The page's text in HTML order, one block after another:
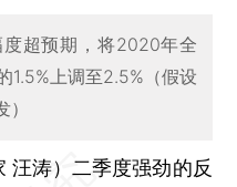
超预期，将2020年全
1.5%上调至2.5%（假设
汪涛） 二季度强劲的反